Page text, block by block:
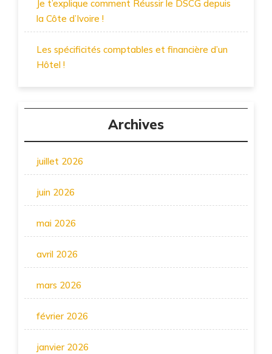
Je t’explique comment Réussir le DSCG depuis
la Côte d’Ivoire !
Les spécificités comptables et financière d’un
Hôtel !
Archives
juillet 2026
juin 2026
mai 2026
avril 2026
mars 2026
février 2026
janvier 2026